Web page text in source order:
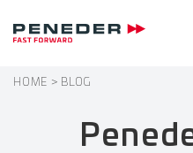
HOME BLOG